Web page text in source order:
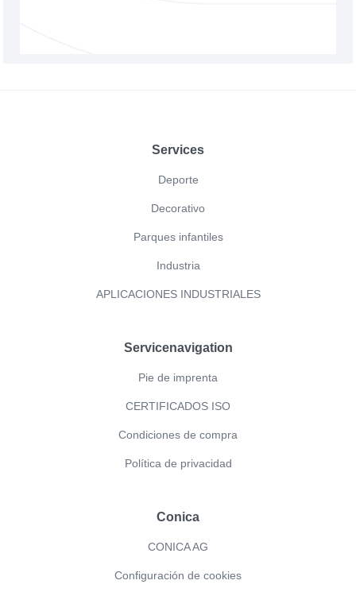
Services
Deporte
Decorativo
Parques infantiles
Industria
APLICACIONES INDUSTRIALES
Servicenavigation
Pie de imprenta
CERTIFICADOS ISO
Condiciones de compra
Política de privacidad
Conica
CONICA AG
Configuración de cookies